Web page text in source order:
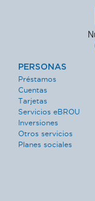
PERSONAS
Préstamos
Cuentas
Tarjetas
Servicios eBROU
Inversiones
Otros servicios
Planes sociales